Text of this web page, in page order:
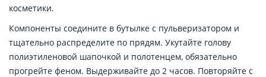
косметики.
Компоненты соедините в бутылке с пульверизатором и
тщательно распределите по прядям. Укутайте голову
полиэтиленовой шапочкой и полотенцем, обязательно
прогрейте феном. Выдерживайте до 2 часов. Повторяйте с